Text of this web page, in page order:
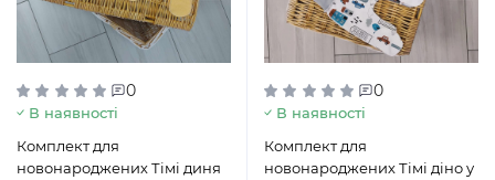
0
В наявності
Комплект для
новонароджених Тімі диня
0
В наявності
Комплект для
новонароджених Тімі діно у